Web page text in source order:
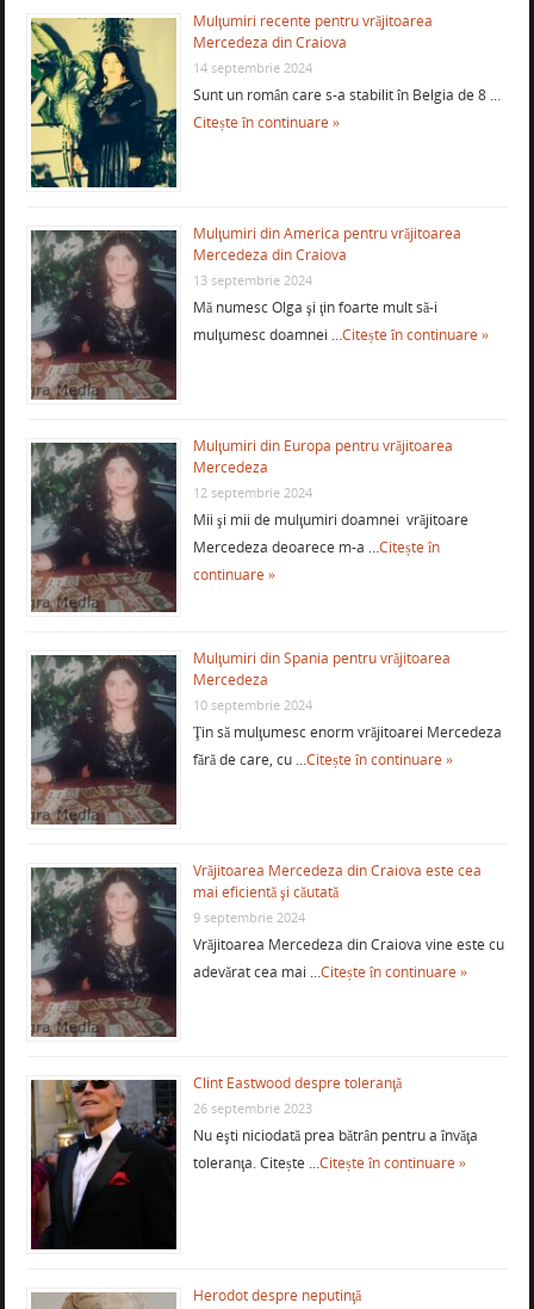
Mulţumiri recente pentru vrăjitoarea
Mercedeza din Craiova
14 septembrie 2024
Sunt un român care s-a stabilit în Belgia de 8 …
Citește în continuare »
Mulţumiri din America pentru vrăjitoarea
Mercedeza din Craiova
13 septembrie 2024
Mă numesc Olga şi ţin foarte mult să-i
mulţumesc doamnei …Citește în continuare »
Mulţumiri din Europa pentru vrăjitoarea
Mercedeza
12 septembrie 2024
Mii şi mii de mulţumiri doamnei vrăjitoare
Mercedeza deoarece m-a …Citește în
continuare »
Mulţumiri din Spania pentru vrăjitoarea
Mercedeza
10 septembrie 2024
Ţin să mulţumesc enorm vrăjitoarei Mercedeza
fără de care, cu …Citește în continuare »
Vrăjitoarea Mercedeza din Craiova este cea
mai eficientă şi căutată
9 septembrie 2024
Vrăjitoarea Mercedeza din Craiova vine este cu
adevărat cea mai …Citește în continuare »
Clint Eastwood despre toleranţă
26 septembrie 2023
Nu eşti niciodată prea bătrân pentru a învăţa
toleranţa. Citește …Citește în continuare »
Herodot despre neputinţă